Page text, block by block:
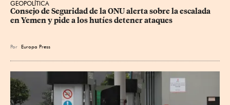
GEOPOLÍTICA
Consejo de Seguridad de la ONU alerta sobre la escalada
en Yemen y pide a los hutíes detener ataques
Por Europa Press